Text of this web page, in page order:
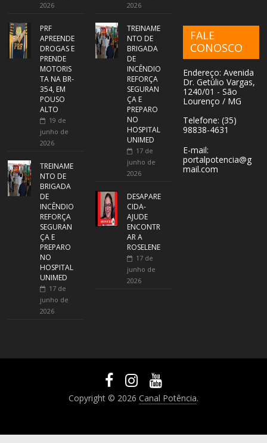
2026
PRF
APREENDE
DROGAS E
PRENDE
MOTORIS
TA NA BR-
354, EM
POUSO
ALTO
19 de
junho de
2026
TREINAME
NTO DE
BRIGADA
DE
INCÊNDIO
REFORÇA
SEGURAN
ÇA E
PREPARO
NO
HOSPITAL
UNIMED
17 de
junho de
2026
2026
TREINAME
NTO DE
BRIGADA
DE
INCÊNDIO
REFORÇA
SEGURAN
ÇA E
PREPARO
NO
HOSPITAL
UNIMED
17 de
junho de
2026
DESAPARE
CIDA-
AJUDE
ENCONTR
AR A
ROSELENE
17 de
junho de
2026
FALE
CONOSCO
Endereço: Avenida
Dr. Getúlio Vargas,
1240/01 - São
Lourenço / MG
Telefone: (35)
98838-4631
E-mail:
portalpotencia@g
mail.com
Copyright © 2026 Canal Potência.